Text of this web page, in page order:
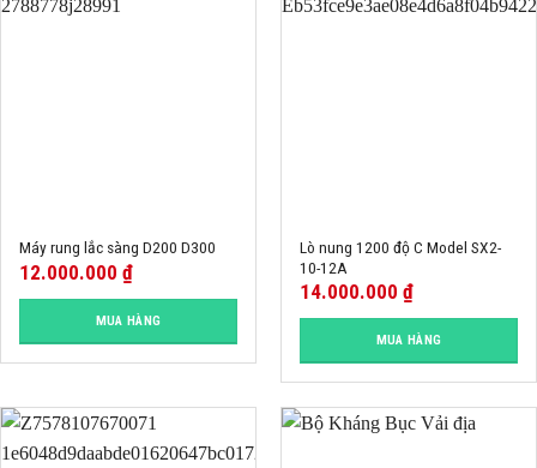
Máy rung lắc sàng D200 D300
12.000.000 ₫
MUA HÀNG
Lò nung 1200 độ C Model SX2-
10-12A
14.000.000 ₫
MUA HÀNG